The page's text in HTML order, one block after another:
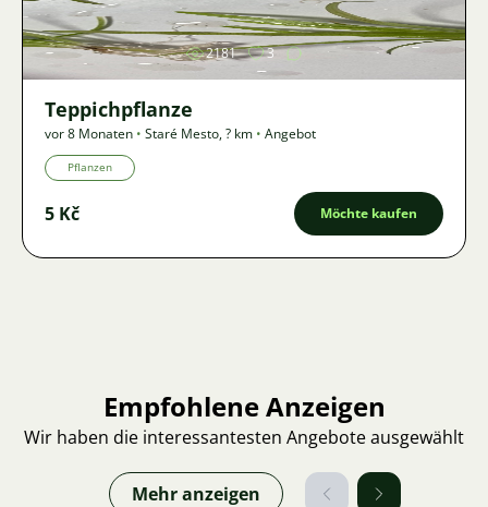
2181 3
Teppichpflanze
vor 8 Monaten • Staré Mesto,? km • Angebot
Pflanzen
5 Kč Möchte kaufen
Empfohlene Anzeigen
Wir haben die interessantesten Angebote ausgewählt
Mehr anzeigen